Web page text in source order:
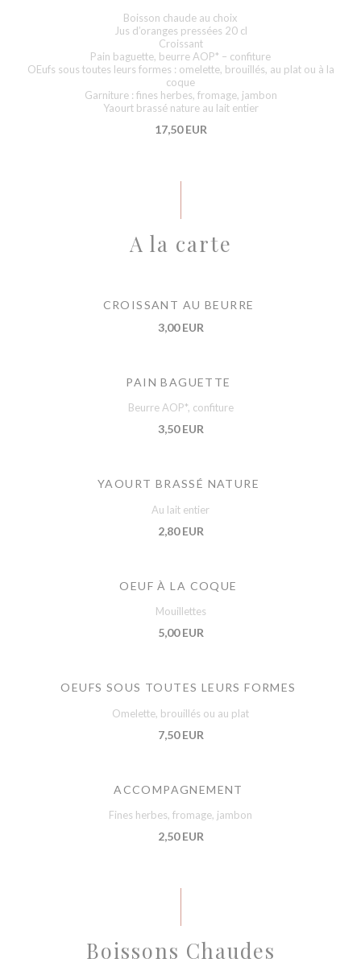
Boisson chaude au choix
Jus d’oranges pressées 20 cl
Croissant
Pain baguette, beurre AOP* – confiture
OEufs sous toutes leurs formes : omelette, brouillés, au plat ou à la
coque
Garniture : fines herbes, fromage, jambon
Yaourt brassé nature au lait entier
17,50 EUR
A la carte
CROISSANT AU BEURRE
3,00 EUR
PAIN BAGUETTE
Beurre AOP*, confiture
3,50 EUR
YAOURT BRASSÉ NATURE
Au lait entier
2,80 EUR
OEUF À LA COQUE
Mouillettes
5,00 EUR
OEUFS SOUS TOUTES LEURS FORMES
Omelette, brouillés ou au plat
7,50 EUR
ACCOMPAGNEMENT
Fines herbes, fromage, jambon
2,50 EUR
Boissons Chaudes